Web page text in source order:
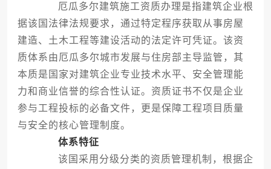
厄瓜多尔建筑施工资质办理是指建筑企业根
据该国法律法规要求，通过特定程序获取从事房屋
建造、土木工程等建设活动的法定许可凭证。该资
质体系由厄瓜多尔城市发展与住房部主导监管，其
本质是国家对建筑企业专业技术水平、安全管理能
力和商业信誉的综合性认证。资质证书不仅是企业
参与工程投标的必备文件，更是保障工程项目质量
与安全的核心管理制度。
体系特征
该国采用分级分类的资质管理机制，根据企